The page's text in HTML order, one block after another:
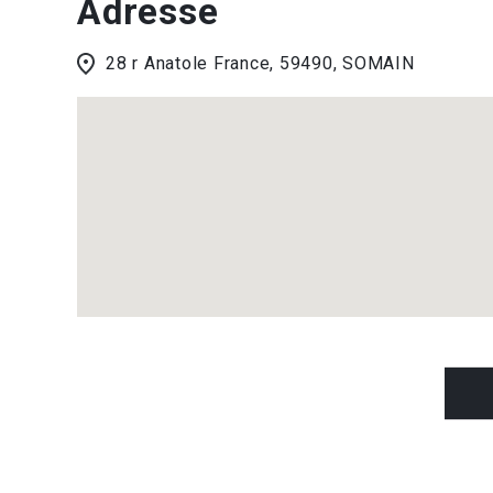
Adresse
28 r Anatole France, 59490, SOMAIN